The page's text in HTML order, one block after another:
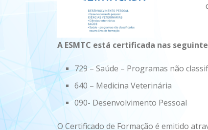
A ESMTC está certificada nas
729 – Saúde – Programas não
640 – Medicina Veterinária
090- Desenvolvimento Pessoal
O Certificado de Formação é emitido